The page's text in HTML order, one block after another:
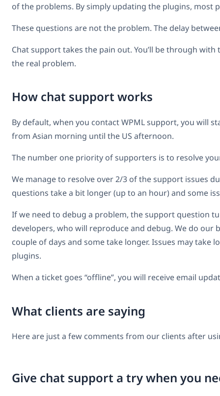
of the problems. By simply updating the plugins,
These questions are not the problem. The delay
Chat support takes the pain out. You’ll be through
the real problem.
How chat support works
By default, when you contact WPML support, you will
from Asian morning until the US afternoon.
The number one priority of supporters is to resolve
We manage to resolve over 2/3 of the support issues
questions take a bit longer (up to an hour) and some
If we need to debug a problem, the support question
developers, who will reproduce and debug. We do our
couple of days and some take longer. Issues may
plugins.
When a ticket goes “offline”, you will receive email
What clients are saying
Here are just a few comments from our clients after
Give chat support a try when you